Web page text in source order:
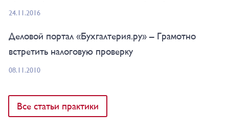
24.11.2016
Деловой портал «Бухгалтерия.ру» – Грамотно
встретить налоговую проверку
08.11.2010
Все статьи практики